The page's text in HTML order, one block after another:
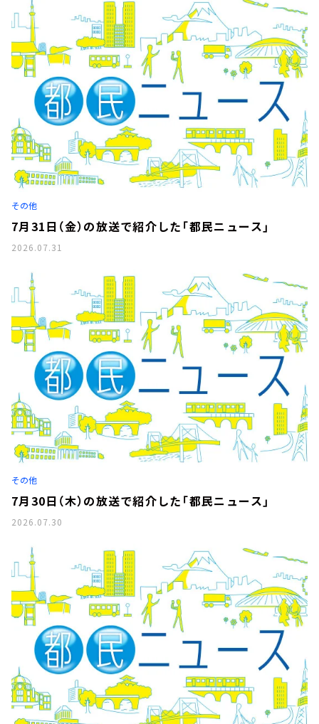
その他
7月31日（金）の放送で紹介した「都民ニュース」
2026.07.31
その他
7月30日（木）の放送で紹介した「都民ニュース」
2026.07.30